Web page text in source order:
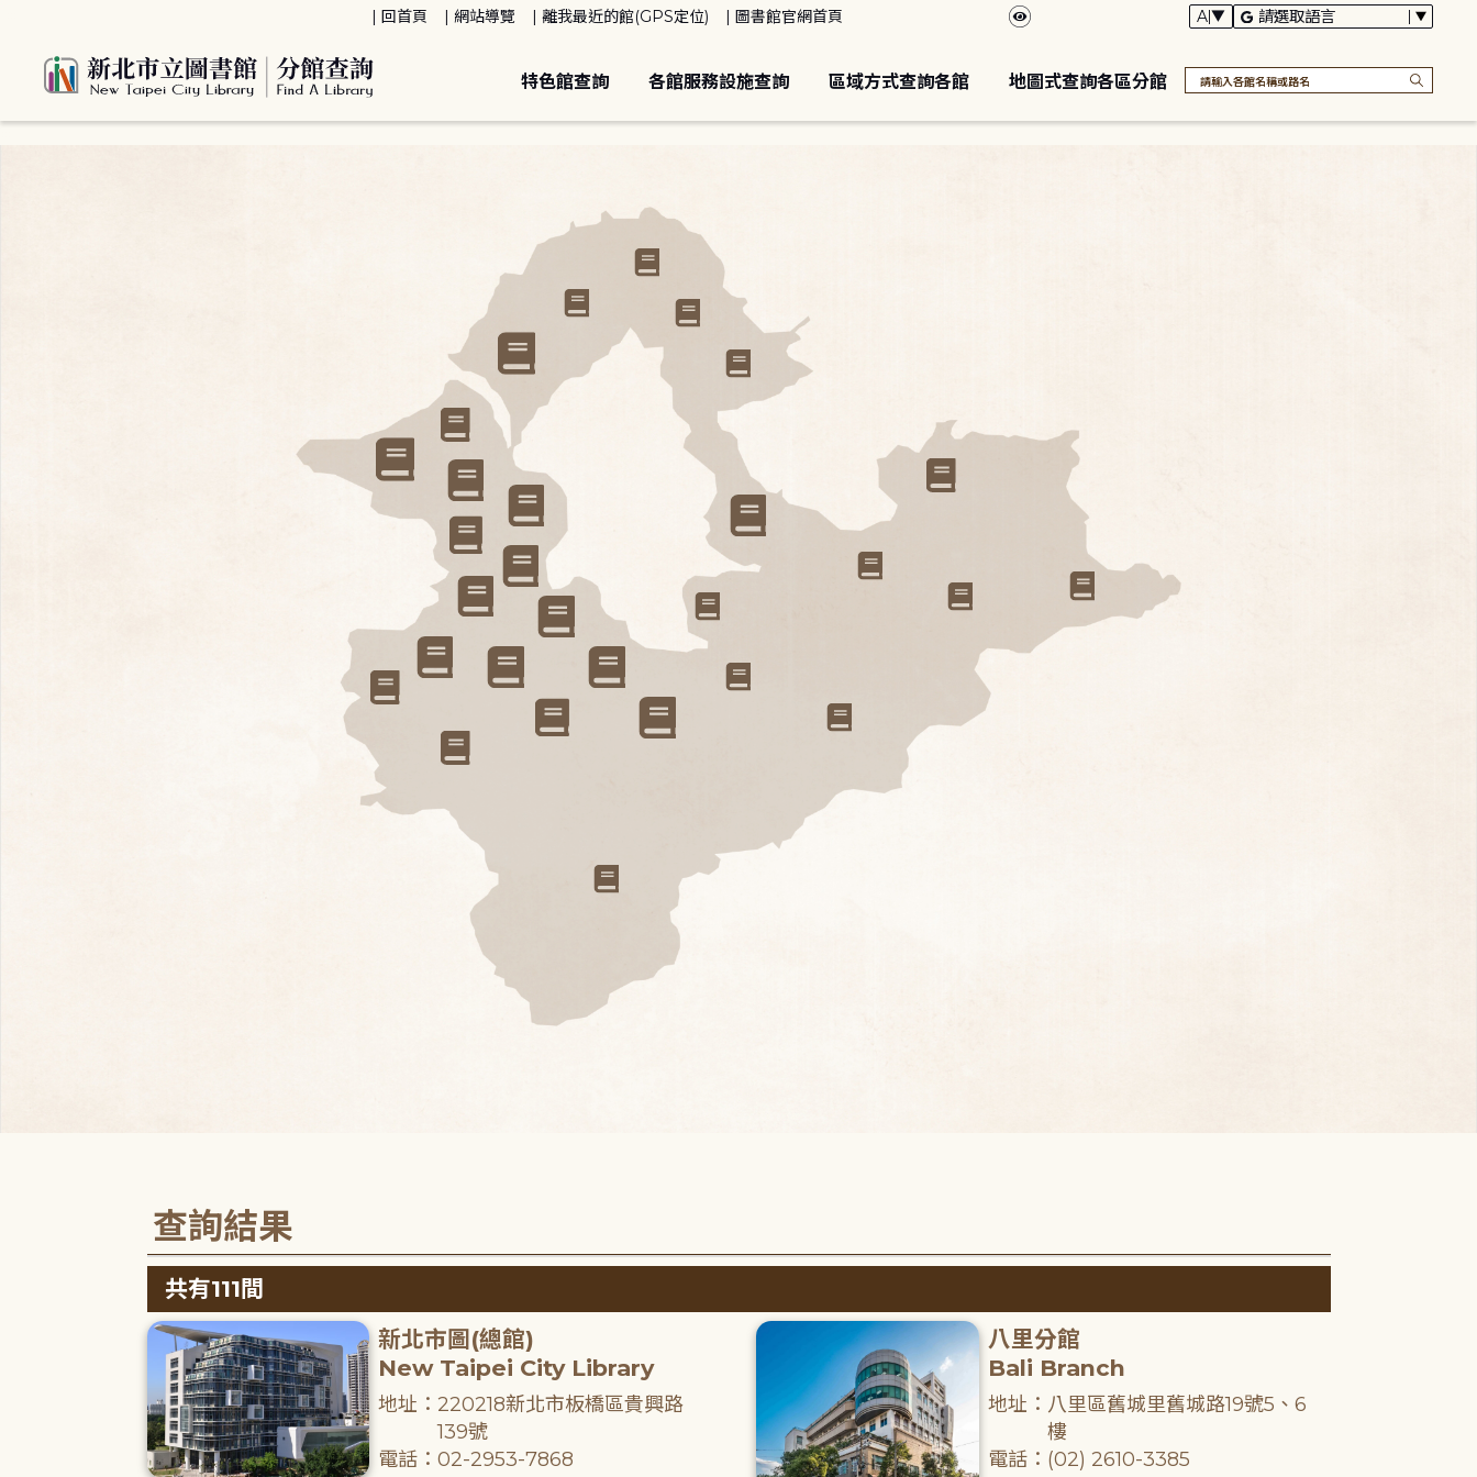
回首頁 網站導覽 離我最近的館(GPS定位) 圖書館官網首頁
特色館查詢 各館服務設施查詢 區域方式查詢各館 地圖式查詢各區分館
查詢結果
共有111間
新北市圖(總館)
New Taipei City Library
地址：220218新北市板橋區貴興路
139號
電話：02-2953-7868
八里分館
Bali Branch
地址：八里區舊城里舊城路19號5、6
樓
電話：(02) 2610-3385